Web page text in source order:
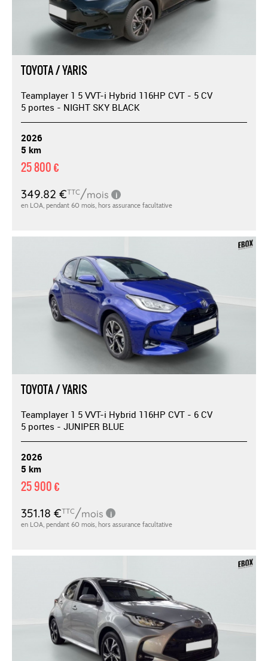
TOYOTA / YARIS
Teamplayer 1 5 VVT-i Hybrid 116HP CVT - 5 CV
5 portes - NIGHT SKY BLACK
2026
5 km
25 800 €
TOYOTA / YARIS
Teamplayer 1 5 VVT-i Hybrid 116HP CVT - 6 CV
5 portes - JUNIPER BLUE
2026
5 km
25 900 €